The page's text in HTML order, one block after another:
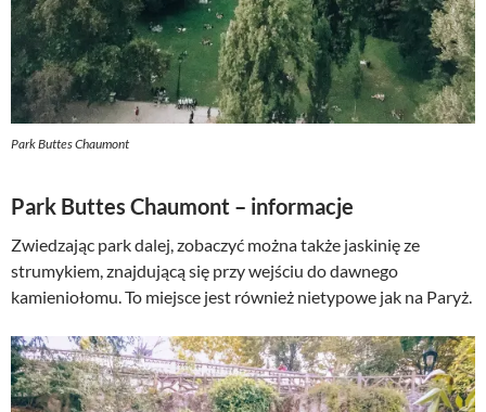
Park Buttes Chaumont
Park Buttes Chaumont – informacje
Zwiedzając park dalej, zobaczyć można także jaskinię ze
strumykiem, znajdującą się przy wejściu do dawnego
kamieniołomu. To miejsce jest również nietypowe jak na Paryż.